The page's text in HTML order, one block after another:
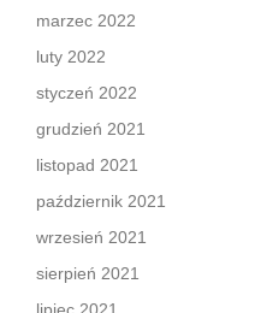
marzec 2022
luty 2022
styczeń 2022
grudzień 2021
listopad 2021
październik 2021
wrzesień 2021
sierpień 2021